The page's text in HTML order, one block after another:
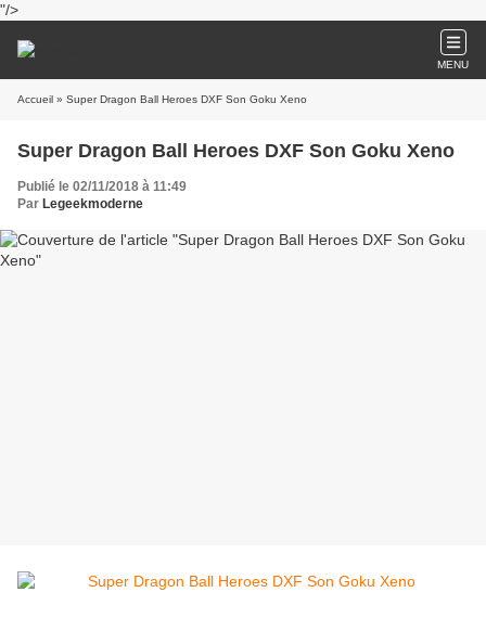
"/>
MENU
Accueil » Super Dragon Ball Heroes DXF Son Goku Xeno
Super Dragon Ball Heroes DXF Son Goku Xeno
Publié le 02/11/2018 à 11:49
Par Legeekmoderne